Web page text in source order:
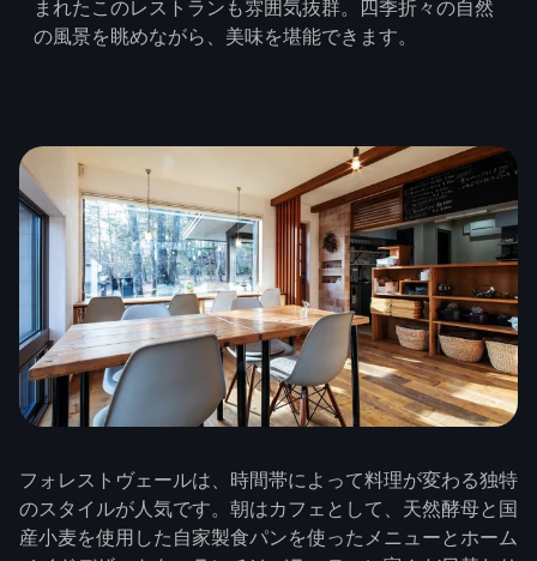
まれたこのレストランも雰囲気抜群。四季折々の自然
の風景を眺めながら、美味を堪能できます。
フォレストヴェールは、時間帯によって料理が変わる独特
のスタイルが人気です。朝はカフェとして、天然酵母と国
産小麦を使用した自家製食パンを使ったメニューとホーム